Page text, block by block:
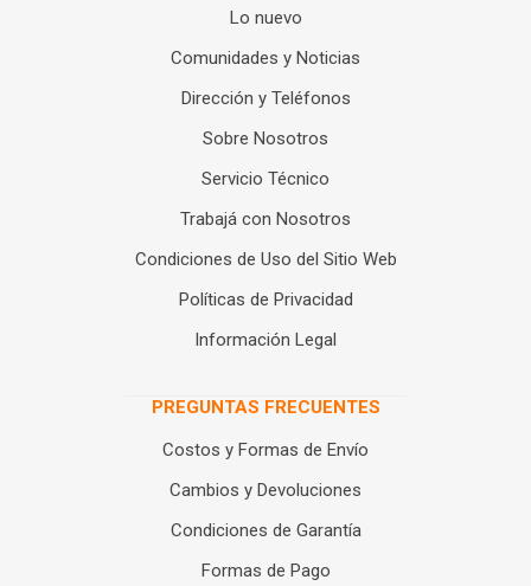
Lo nuevo
Comunidades y Noticias
Dirección y Teléfonos
Sobre Nosotros
Servicio Técnico
Trabajá con Nosotros
Condiciones de Uso del Sitio Web
Políticas de Privacidad
Información Legal
PREGUNTAS FRECUENTES
Costos y Formas de Envío
Cambios y Devoluciones
Condiciones de Garantía
Formas de Pago